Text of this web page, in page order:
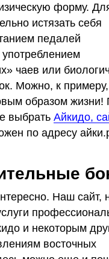
форму.
истязать себя
педалей
чаев или
Можно, к примеру,
образом жизни!
выбрать Айкидо,
по адресу
Наш сайт,
и некоторым
восточных